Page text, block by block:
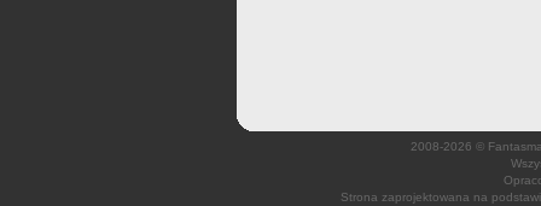
2008-2026 ©
Strona zaprojektowana na